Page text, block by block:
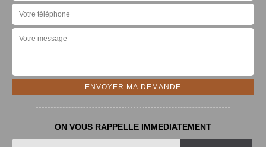
ON VOUS RAPPELLE IMMEDIATEMENT